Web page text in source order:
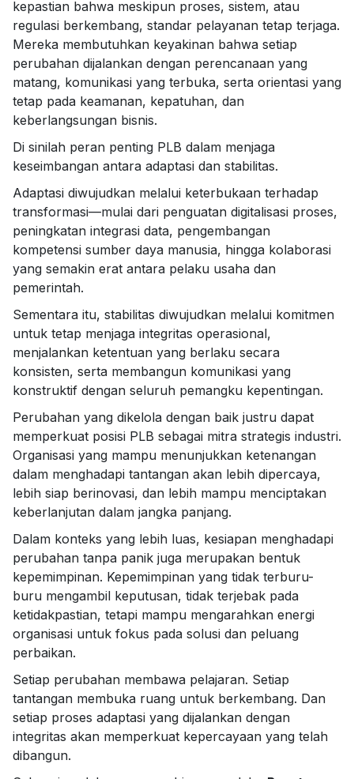
kepastian bahwa meskipun proses, sistem, atau
regulasi berkembang, standar pelayanan tetap terjaga.
Mereka membutuhkan keyakinan bahwa setiap
perubahan dijalankan dengan perencanaan yang
matang, komunikasi yang terbuka, serta orientasi yang
tetap pada keamanan, kepatuhan, dan
keberlangsungan bisnis.
Di sinilah peran penting PLB dalam menjaga
keseimbangan antara adaptasi dan stabilitas.
Adaptasi diwujudkan melalui keterbukaan terhadap
transformasi—mulai dari penguatan digitalisasi proses,
peningkatan integrasi data, pengembangan
kompetensi sumber daya manusia, hingga kolaborasi
yang semakin erat antara pelaku usaha dan
pemerintah.
Sementara itu, stabilitas diwujudkan melalui komitmen
untuk tetap menjaga integritas operasional,
menjalankan ketentuan yang berlaku secara
konsisten, serta membangun komunikasi yang
konstruktif dengan seluruh pemangku kepentingan.
Perubahan yang dikelola dengan baik justru dapat
memperkuat posisi PLB sebagai mitra strategis industri.
Organisasi yang mampu menunjukkan ketenangan
dalam menghadapi tantangan akan lebih dipercaya,
lebih siap berinovasi, dan lebih mampu menciptakan
keberlanjutan dalam jangka panjang.
Dalam konteks yang lebih luas, kesiapan menghadapi
perubahan tanpa panik juga merupakan bentuk
kepemimpinan. Kepemimpinan yang tidak terburu-
buru mengambil keputusan, tidak terjebak pada
ketidakpastian, tetapi mampu mengarahkan energi
organisasi untuk fokus pada solusi dan peluang
perbaikan.
Setiap perubahan membawa pelajaran. Setiap
tantangan membuka ruang untuk berkembang. Dan
setiap proses adaptasi yang dijalankan dengan
integritas akan memperkuat kepercayaan yang telah
dibangun.